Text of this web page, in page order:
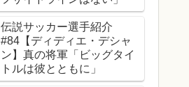
伝説サッカー選手紹介
#84【ディディエ・デシャ
ン】真の将軍「ビッグタイ
トルは彼とともに」